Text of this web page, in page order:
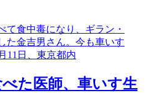
た医師、車いす生